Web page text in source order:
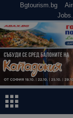
Bgtourism.bg